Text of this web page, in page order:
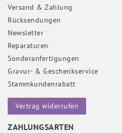
Versand & Zahlung
Rücksendungen
Newsletter
Reparaturen
Sonderanfertigungen
Gravur- & Geschenkservice
Stammkundenrabatt
Vertrag widerrufen
ZAHLUNGSARTEN